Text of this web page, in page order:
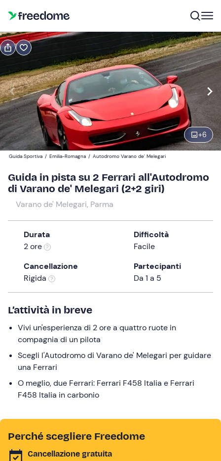
+6
Prenota Regala
guida in pista
Navigate
forward
to
interact
the
calendar
and
date.
Press
question
to
get
keyboard
shortcuts
changing
dates.
Modifica
09:00 Modifica
Partecipanti
269 €
Guida Sportiva / Emilia-Romagna / Autodromo Varano de' Melegari
Guida in pista su 2 Ferrari all'Autodromo
di Varano de' Melegari (2+2 giri)
Varano de' Melegari, Parma
Durata
2 ore
Difficoltà
Facile
Cancellazione
Rigida
Partecipanti
Da 1 a 5
L’attività in breve
Vivi un'esperienza di 2 ore a quattro ruote in
compagnia di un pilota
Scegli l'Autodromo di Varano de' Melegari per guidare
una Ferrari
O meglio, due Ferrari: Ferrari F458 Italia e Ferrari
F458 Italia in carbonio
Perché scegliere Freedome
Cancellazione gratuita